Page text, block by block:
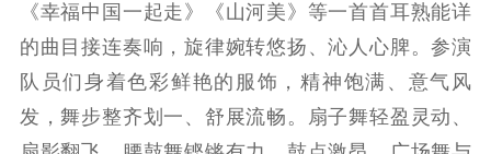
数据资源
公共服务
新时代公民素养
新闻出版
作品著作权
《幸福中国一起走》《山河美》等一首首耳熟能详
的曲目接连奏响，旋律婉转悠扬、沁人心脾。参演
队员们身着色彩鲜艳的服饰，精神饱满、意气风
发，舞步整齐划一、舒展流畅。扇子舞轻盈灵动、